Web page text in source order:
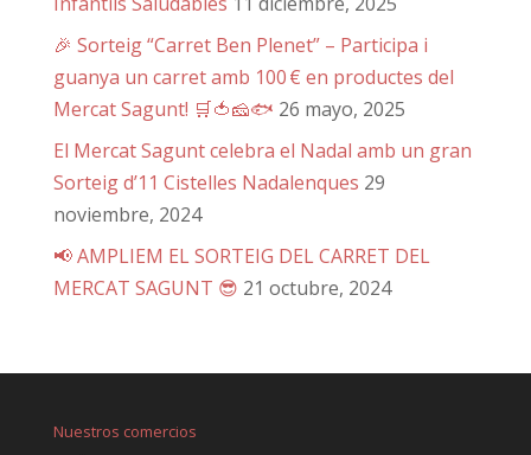
🎉 Sorteig “Carret Ben Plenet” – Participa i
guanya un carret amb 100 € en productes del
Mercat Sagunt! 🛒🍅🧀🐟 26 mayo, 2025
El Mercat Sagunt celebra el Nadal amb un gran
Sorteig d’11 Cistelles Nadalenques 29
noviembre, 2024
📢 AMPLIEM EL SORTEIG DEL CARRET DEL
MERCAT SAGUNT 😎 21 octubre, 2024
Nuestros comercios